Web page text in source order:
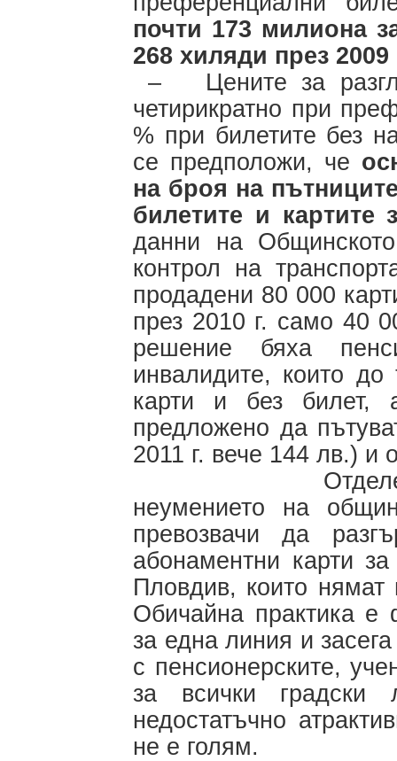
почти 173 милиона
268 хиляди през 2009
– Цените за
четирикратно при
% при билетите без
се предположи, че
на броя на
билетите и
данни на
контрол на
продадени 80 000
през 2010 г. само 40
решение бяха
инвалидите, които
карти и без
предложено да
2011 г. вече 144 лв.) и
Отделен
неумението на
превозвачи да
абонаментни карти
Пловдив, които
Обичайна практика е
за една линия и
с пенсионерските,
за всички
недостатъчно
не е голям.